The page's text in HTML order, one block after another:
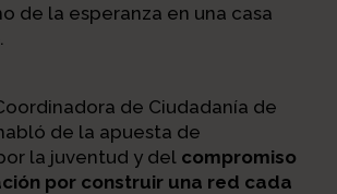
de la esperanza en una casa
de Ciudadanía de
de la apuesta de
la juventud y del compromiso
por construir una red cada